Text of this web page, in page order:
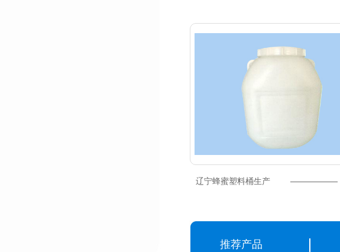
辽宁蜂蜜塑料桶生产
推荐产品